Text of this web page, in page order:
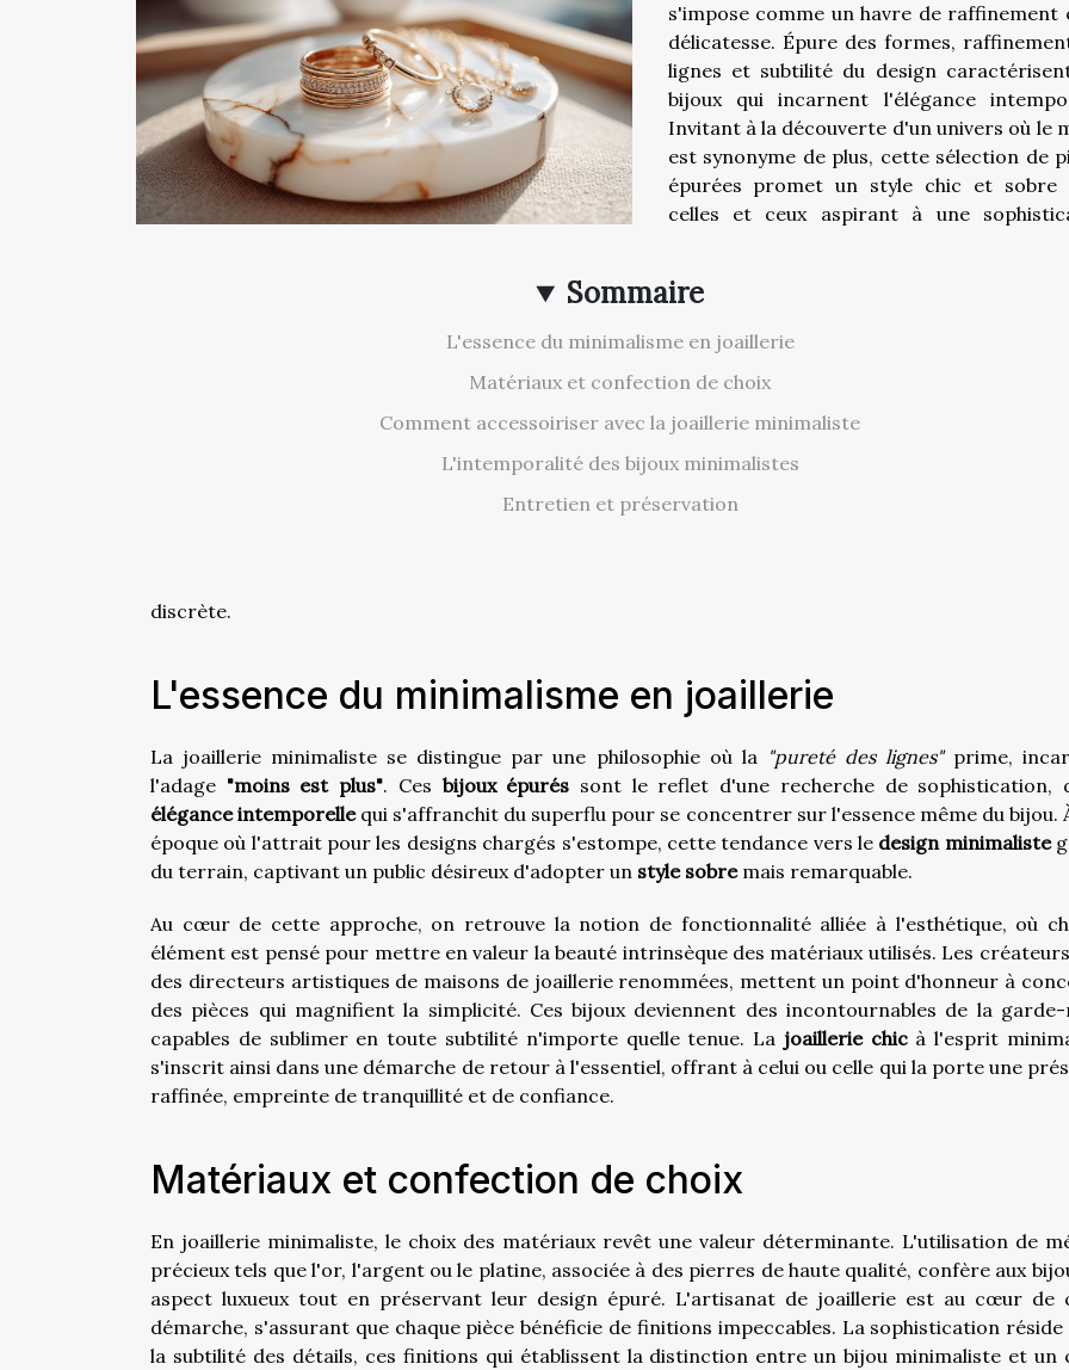
Sommaire
L'essence du minimalisme en joaillerie
Matériaux et confection de choix
Comment accessoiriser avec la joaillerie minimaliste
L'intemporalité des bijoux minimalistes
Entretien et préservation
s'impose comme un havre de raffinement
délicatesse. Épure des formes,
lignes et subtilité du design
bijoux qui incarnent l'élégance
Invitant à la découverte d'un univers où le
est synonyme de plus, cette sélection de
épurées promet un style chic et sobre
celles et ceux aspirant à une
discrète.
L'essence du minimalisme en joaillerie
La joaillerie minimaliste se distingue par une philosophie où la "pureté des lignes"prime,
l'adage "moins est plus". Ces bijoux épurés sont le reflet d'une recherche de sophistication,
élégance intemporellequi s'affranchit du superflu pour se concentrer sur l'essence même du bijou.
époque où l'attrait pour les designs chargés s'estompe, cette tendance vers le design minimaliste
du terrain, captivant un public désireux d'adopter un style sobremais remarquable.
Au cœur de cette approche, on retrouve la notion de fonctionnalité alliée à l'esthétique, où
élément est pensé pour mettre en valeur la beauté intrinsèque des matériaux utilisés. Les
des directeurs artistiques de maisons de joaillerie renommées, mettent un point d'honneur à
des pièces qui magnifient la simplicité. Ces bijoux deviennent des incontournables de la garde-
capables de sublimer en toute subtilité n'importe quelle tenue. La joaillerie chicà l'esprit
s'inscrit ainsi dans une démarche de retour à l'essentiel, offrant à celui ou celle qui la porte une
raffinée, empreinte de tranquillité et de confiance.
Matériaux et confection de choix
En joaillerie minimaliste, le choix des matériaux revêt une valeur déterminante. L'utilisation de
précieux tels que l'or, l'argent ou le platine, associée à des pierres de haute qualité, confère aux
aspect luxueux tout en préservant leur design épuré. L'artisanat de joaillerie est au cœur de
démarche, s'assurant que chaque pièce bénéficie de finitions impeccables. La sophistication réside
la subtilité des détails, ces finitions qui établissent la distinction entre un bijou minimaliste et un